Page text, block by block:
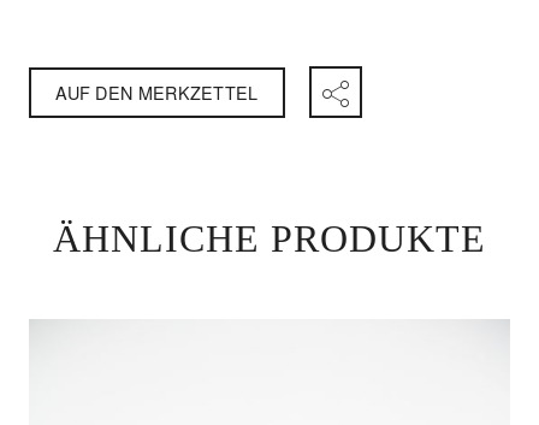
AUF DEN MERKZETTEL
ÄHNLICHE PRODUKTE